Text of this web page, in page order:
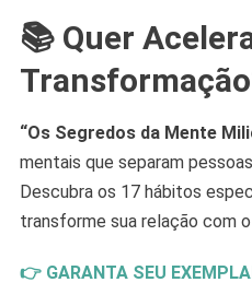
📚 Quer
“Os Segredos da Mente
mentais que separam
Descubra os 17 hábitos
transforme sua relação com o
👉 GARANTA SEU